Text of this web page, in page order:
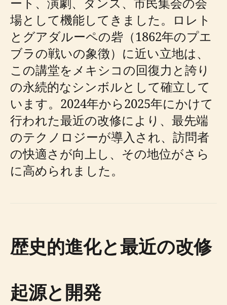
場として機能してきました。ロレト
とグアダルーペの砦（1862年のプエ
ブラの戦いの象徴）に近い立地は、
この講堂をメキシコの回復力と誇り
の永続的なシンボルとして確立して
います。2024年から2025年にかけて
行われた最近の改修により、最先端
のテクノロジーが導入され、訪問者
の快適さが向上し、その地位がさら
に高められました。
歴史的進化と最近の改修
起源と開発